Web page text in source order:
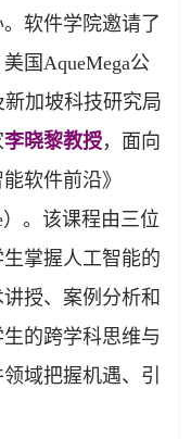
软件学院邀请了
国AqueMega公
新加坡科技研究局
李晓黎教授，面向
软件前沿》
）。该课程由三位
掌握人工智能的
授、案例分析和
的跨学科思维与
域把握机遇、引